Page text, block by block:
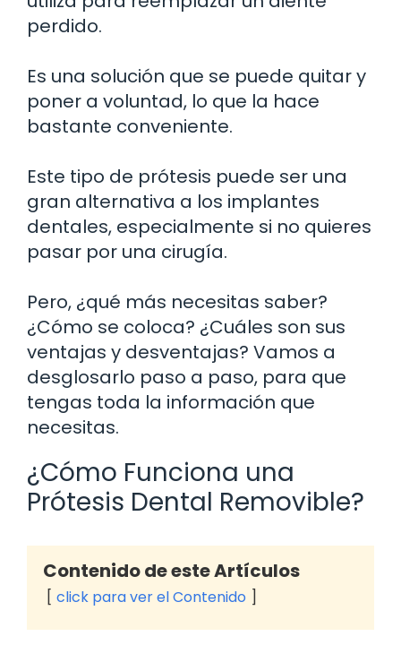
perdido.
Es una solución que se puede quitar y
poner a voluntad, lo que la hace
bastante conveniente.
Este tipo de prótesis puede ser una
gran alternativa a los implantes
dentales, especialmente si no quieres
pasar por una cirugía.
Pero, ¿qué más necesitas saber?
¿Cómo se coloca? ¿Cuáles son sus
ventajas y desventajas? Vamos a
desglosarlo paso a paso, para que
tengas toda la información que
necesitas.
¿Cómo Funciona una
Prótesis Dental Removible?
Contenido de este Artículos
click para ver el Contenido